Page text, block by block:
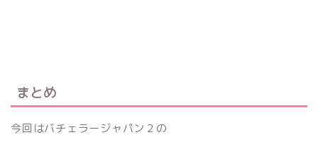
まとめ
今回はバチェラージャパン２の